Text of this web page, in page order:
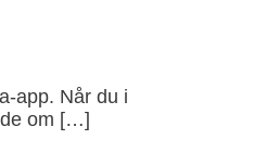
app. Når du i
om […]